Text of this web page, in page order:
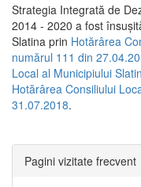
Strategia Integrată de
2014 - 2020 a fost
Slatina prin Hotărârea
numărul 111 din
Local al Municipiului
Hotărârea Consiliului
31.07.2018.
Pagini vizitate frecvent